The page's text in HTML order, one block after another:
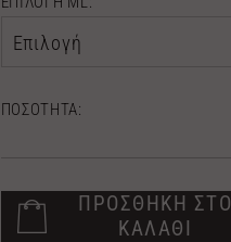
Επιλογή
ΠΟΣΟΤΗΤΑ:
ΠΡΟΣΘΗΚΗ ΣΤΟ
ΚΑΛΑΘΙ